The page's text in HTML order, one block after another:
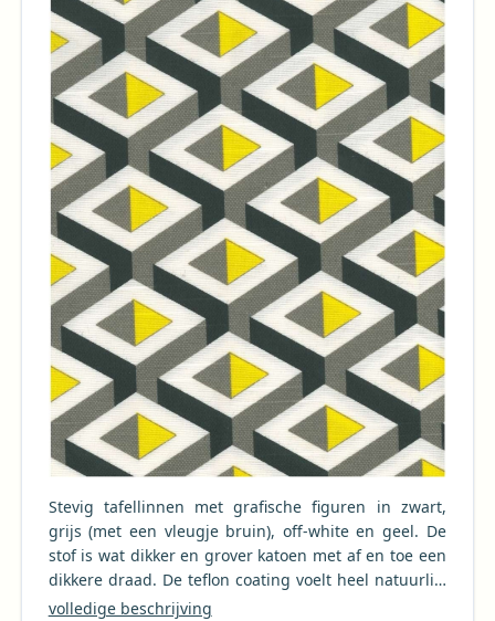
Stevig tafellinnen met grafische figuren in zwart,
grijs (met een vleugje bruin), off-white en geel. De
stof is wat dikker en grover katoen met af en toe een
dikkere draad. De teflon coating voelt heel natuurlijk
aan, stofstructuur is duidelijk voelbaar. Eenvoudig af
volledige beschrijving